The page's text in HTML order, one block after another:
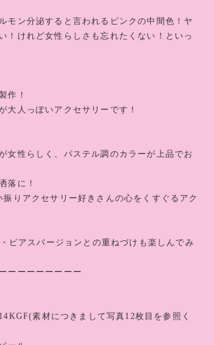
モン分泌すると言われるピンクの中間色！ヤ
！けれど女性らしさも忘れたくない！といっ
作！
大人っぽいアクセサリーです！
女性らしく、パステル調のカラーが上品でお
落に！
振りアクセサリー好きさんの心をくすぐるアク
ピアスバージョンとの重ねづけも楽しんでみ
ーーーーーーーー
素材につきまして写真12枚目を参照く